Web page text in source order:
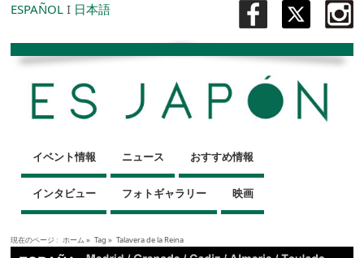
ESPAÑOL I 日本語
イベント情報 ニュース おすすめ情報
インタビュー フォトギャラリー 映画
現在のページ : ホーム » Tag » Talavera de la Reina